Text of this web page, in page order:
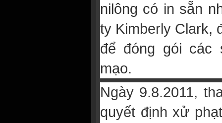
nilông có in sẵn
ty Kimberly Clark,
để đóng gói các
mạo.
Ngày 9.8.2011,
quyết định xử